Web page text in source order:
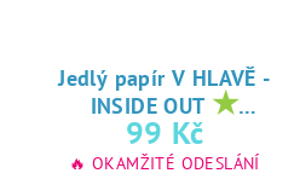
Jedlý papír V HLAVĚ -
INSIDE OUT ★
oblíbený tisk na
jedlý papír
99 Kč
🔥 OKAMŽITÉ ODESLÁNÍ